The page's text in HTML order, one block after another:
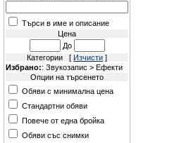
Търси в име и описание
Цена
До
Категории [ Изчисти ]
Избрано:: Звукозапис > Ефекти
Опции на търсенето
Обяви с минимална цена
Стандартни обяви
Повече от една бройка
Обяви със снимки